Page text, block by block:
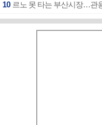
10 르노 못 타는 부산시장…관